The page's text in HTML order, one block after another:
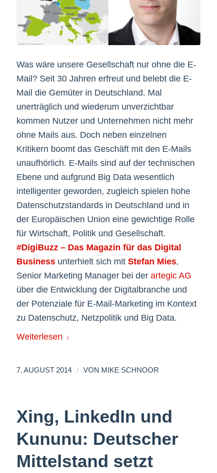
Was wäre unsere Gesellschaft nur ohne die E-
Mail? Seit 30 Jahren erfreut und belebt die E-
Mail die Gemüter in Deutschland. Mal
unerträglich und wiederum unverzichtbar
kommen Nutzer und Unternehmen nicht mehr
ohne Mails aus. Doch neben einzelnen
Kritikern boomt das Geschäft mit den E-Mails
unaufhörlich. E-Mails sind auf der technischen
Ebene und aufgrund Big Data wesentlich
intelligenter geworden, zugleich spielen hohe
Datenschutzstandards in Deutschland und in
der Europäischen Union eine gewichtige Rolle
für Wirtschaft, Politik und Gesellschaft.
#DigiBuzz – Das Magazin für das Digital
Businessunterhielt sich mit Stefan Mies,
Senior Marketing Manager bei der artegic AG
über die Entwicklung der Digitalbranche und
der Potenziale für E-Mail-Marketing im Kontext
zu Datenschutz, Netzpolitik und Big Data.
Weiterlesen
7. AUGUST 2014 / VON MIKE SCHNOOR
Xing, LinkedIn und
Kununu: Deutscher
Mittelstand setzt